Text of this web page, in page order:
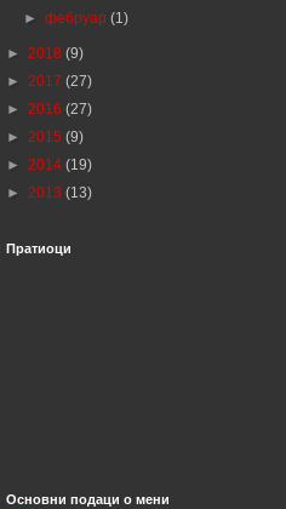
►фебруар(1)
► 2018 (9)
► 2017 (27)
► 2016 (27)
► 2015 (9)
► 2014 (19)
► 2013 (13)
Пратиоци
Основни подаци о мени